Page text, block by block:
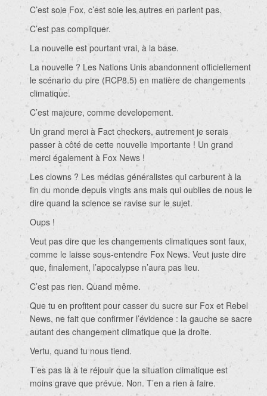
C’est soie Fox, c’est soie les autres en parlent pas.
C’est pas compliquer.
La nouvelle est pourtant vrai, à la base.
La nouvelle ? Les Nations Unis abandonnent officiellement
le scénario du pire (RCP8.5) en matière de changements
climatique.
C’est majeure, comme developement.
Un grand merci à Fact checkers, autrement je serais
passer à côté de cette nouvelle importante ! Un grand
merci également à Fox News !
Les clowns ? Les médias généralistes qui carburent à la
fin du monde depuis vingts ans mais qui oublies de nous le
dire quand la science se ravise sur le sujet.
Oups !
Veut pas dire que les changements climatiques sont faux,
comme le laisse sous-entendre Fox News. Veut juste dire
que, finalement, l’apocalypse n’aura pas lieu.
C’est pas rien. Quand même.
Que tu en profitent pour casser du sucre sur Fox et Rebel
News, ne fait que confirmer l’évidence : la gauche se sacre
autant des changement climatique que la droite.
Vertu, quand tu nous tiend.
T’es pas là à te réjouir que la situation climatique est
moins grave que prévue. Non. T’en a rien à faire.